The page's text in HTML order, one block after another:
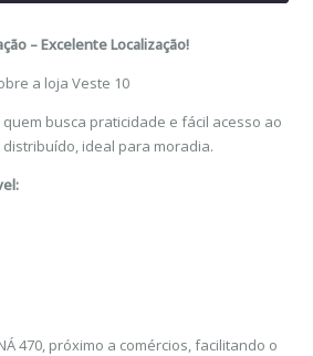
– Excelente Localização!
a loja Veste 10
busca praticidade e fácil acesso ao
ideal para moradia.
470, próximo a comércios, facilitando o